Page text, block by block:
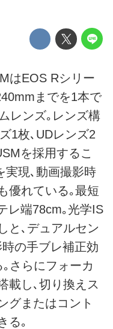
はEOS Rシリー
までを1本で
レンズ｡レンズ構
1枚､UDレンズ2
を採用するこ
実現､動画撮影時
優れている｡最短
レ端78cm｡光学IS
と､デュアルセン
の手ブレ補正効
さらにフォーカ
載し､切り換えス
グまたはコント
る｡